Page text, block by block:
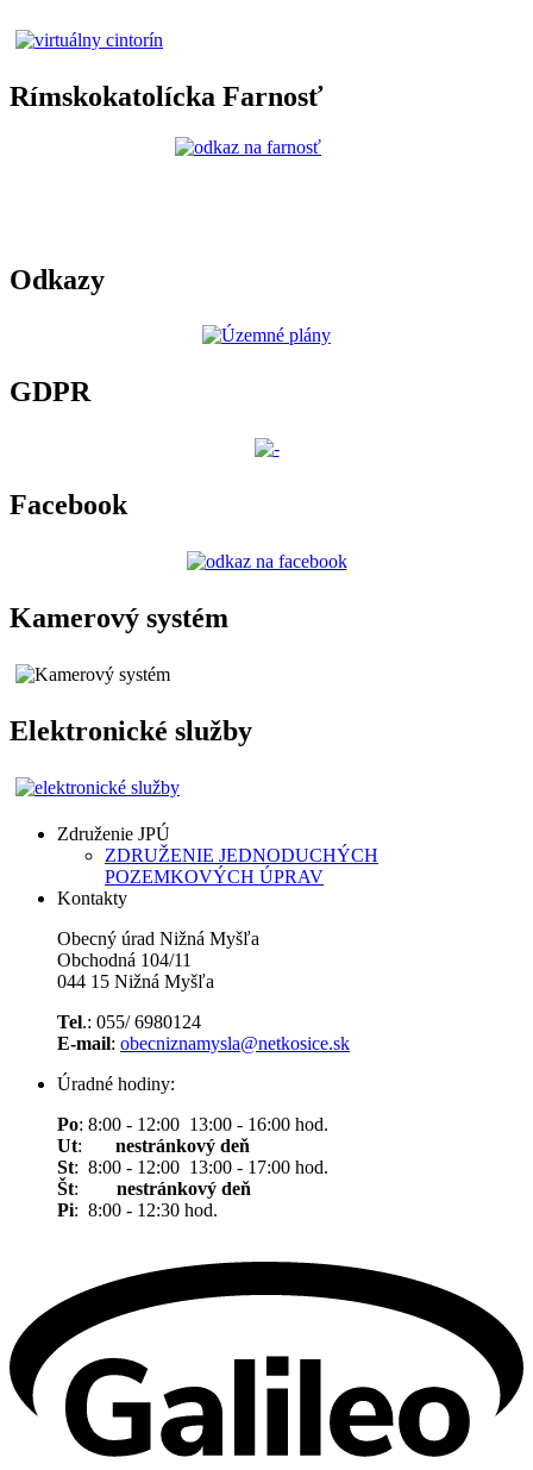
Rímskokatolícka Farnosť
Odkazy
GDPR
Facebook
Kamerový systém
Elektronické služby
Združenie JPÚ
ZDRUŽENIE JEDNODUCHÝCH
POZEMKOVÝCH ÚPRAV
Kontakty
Obecný úrad Nižná Myšľa
Obchodná 104/11
044 15 Nižná Myšľa
Tel.: 055/ 6980124
E-mail: obecniznamysla@netkosice.sk
Úradné hodiny:
Po: 8:00 - 12:00 13:00 - 16:00 hod.
Ut:
nestránkový deň
St: 8:00 - 12:00 13:00 - 17:00 hod.
Št: nestránkový deň
Pi: 8:00 - 12:30 hod.